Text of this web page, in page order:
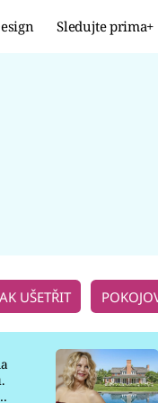
Sledujte prima+
UŠETŘIT